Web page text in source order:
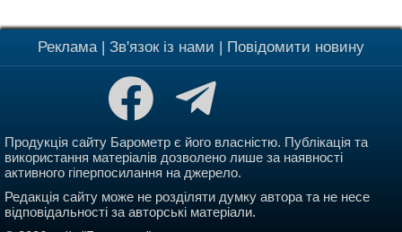
Реклама| Зв'язок із нами | Повідомити новину
Продукція сайту Барометр є його власністю. Публікація та
використання матеріалів дозволено лише за наявності
активного гіперпосилання на джерело.
Редакція сайту може не розділяти думку автора та не несе
відповідальності за авторські матеріали.